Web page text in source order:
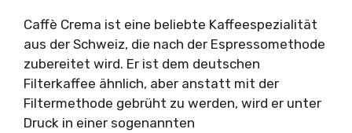
Caffè Crema ist eine beliebte Kaffeespezialität
aus der Schweiz, die nach der Espressomethode
zubereitet wird. Er ist dem deutschen
Filterkaffee ähnlich, aber anstatt mit der
Filtermethode gebrüht zu werden, wird er unter
Druck in einer sogenannten